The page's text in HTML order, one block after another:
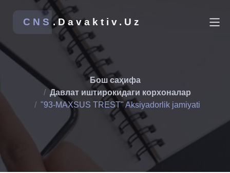
CNS.Davaktiv.Uz
Бош саҳифа
Давлат иштирокидаги корхоналар
"93-MAXSUS TREST" Aksiyadorlik jamiyati